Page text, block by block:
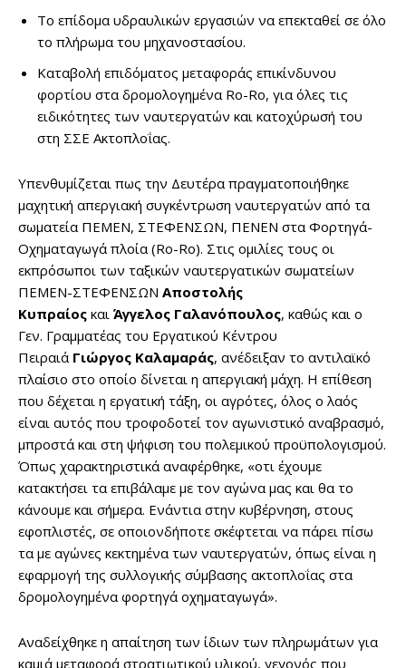
Το επίδομα υδραυλικών εργασιών να επεκταθεί σε όλο
το πλήρωμα του μηχανοστασίου.
Καταβολή επιδόματος μεταφοράς επικίνδυνου
φορτίου στα δρομολογημένα Ro-Ro, για όλες τις
ειδικότητες των ναυτεργατών και κατοχύρωσή του
στη ΣΣΕ Ακτοπλοΐας.
Υπενθυμίζεται πως την Δευτέρα πραγματοποιήθηκε
μαχητική απεργιακή συγκέντρωση ναυτεργατών από τα
σωματεία ΠΕΜΕΝ, ΣΤΕΦΕΝΣΩΝ, ΠΕΝΕΝ στα Φορτηγά-
Οχηματαγωγά πλοία (Ro-Ro). Στις ομιλίες τους οι
εκπρόσωποι των ταξικών ναυτεργατικών σωματείων
ΠΕΜΕΝ-ΣΤΕΦΕΝΣΩΝ Αποστολής
Κυπραίος και Άγγελος Γαλανόπουλος, καθώς και ο
Γεν. Γραμματέας του Εργατικού Κέντρου
Πειραιά Γιώργος Καλαμαράς, ανέδειξαν το αντιλαϊκό
πλαίσιο στο οποίο δίνεται η απεργιακή μάχη. Η επίθεση
που δέχεται η εργατική τάξη, οι αγρότες, όλος ο λαός
είναι αυτός που τροφοδοτεί τον αγωνιστικό αναβρασμό,
μπροστά και στη ψήφιση του πολεμικού προϋπολογισμού.
Όπως χαρακτηριστικά αναφέρθηκε, «οτι έχουμε
κατακτήσει τα επιβάλαμε με τον αγώνα μας και θα το
κάνουμε και σήμερα. Ενάντια στην κυβέρνηση, στους
εφοπλιστές, σε οποιονδήποτε σκέφτεται να πάρει πίσω
τα με αγώνες κεκτημένα των ναυτεργατών, όπως είναι η
εφαρμογή της συλλογικής σύμβασης ακτοπλοΐας στα
δρομολογημένα φορτηγά οχηματαγωγά».
Αναδείχθηκε η απαίτηση των ίδιων των πληρωμάτων για
καμιά μεταφορά στρατιωτικού υλικού, γεγονός που